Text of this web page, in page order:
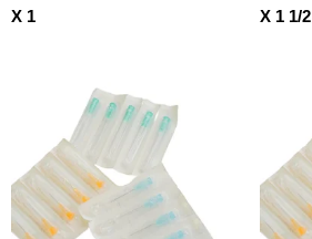
X 1
X 1 1/2